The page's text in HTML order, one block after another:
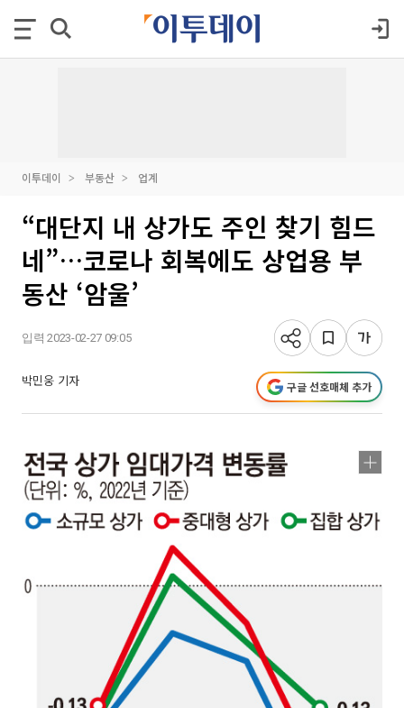
이투데이 부동산 업계
“대단지 내 상가도 주인 찾기 힘드
네”…코로나 회복에도 상업용 부
동산 ‘암울’
입력 2023-02-27 09:05
박민웅 기자 구글 선호매체 추가